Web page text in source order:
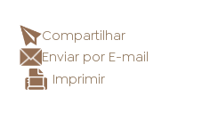
Compartilhar
Enviar por E-mail
Imprimir